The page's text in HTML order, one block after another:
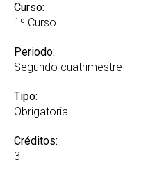
Curso:
1º Curso
Periodo:
Segundo cuatrimestre
Tipo:
Obrigatoria
Créditos:
3